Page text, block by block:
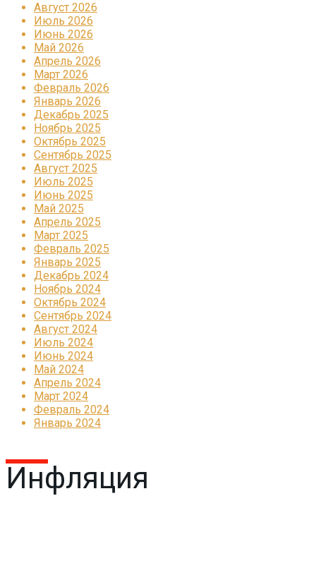
Август 2026
Июль 2026
Июнь 2026
Май 2026
Апрель 2026
Март 2026
Февраль 2026
Январь 2026
Декабрь 2025
Ноябрь 2025
Октябрь 2025
Сентябрь 2025
Август 2025
Июль 2025
Июнь 2025
Май 2025
Апрель 2025
Март 2025
Февраль 2025
Январь 2025
Декабрь 2024
Ноябрь 2024
Октябрь 2024
Сентябрь 2024
Август 2024
Июль 2024
Июнь 2024
Май 2024
Апрель 2024
Март 2024
Февраль 2024
Январь 2024
Инфляция